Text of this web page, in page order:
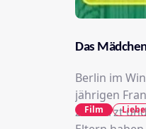
Das
Berlin im
jährigen
zum Arzt
Film